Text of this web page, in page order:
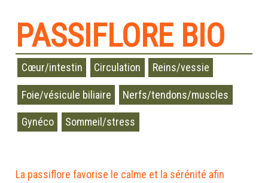
PASSIFLORE BIO
Cœur/intestin Circulation Reins/vessie
Foie/vésicule biliaire Nerfs/tendons/muscles
Gynéco Sommeil/stress
La passiflore favorise le calme et la sérénité afin